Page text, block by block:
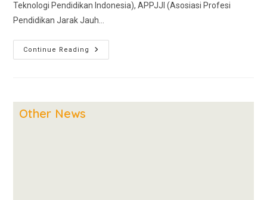
Teknologi Pendidikan Indonesia), APPJJI (Asosiasi Profesi
Pendidikan Jarak Jauh…
Continue Reading
Other News